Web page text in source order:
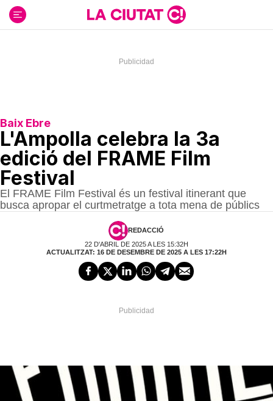
contenido
Baix Ebre
L'Ampolla celebra la 3a
edició del FRAME Film
Festival
El FRAME Film Festival és un festival itinerant que
busca apropar el curtmetratge a tota mena de públics
REDACCIÓ
22 D'ABRIL DE 2025 A LES 15:32H
ACTUALITZAT: 16 DE DESEMBRE DE 2025 A LES 17:22H